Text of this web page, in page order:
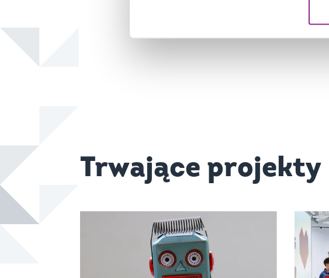
Trwające projekty